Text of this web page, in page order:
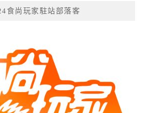
食尚玩家駐站部落客